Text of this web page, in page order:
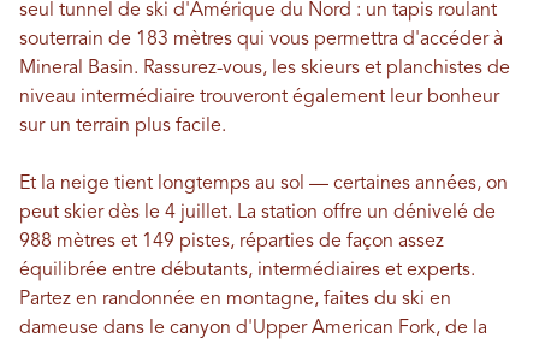
seul tunnel de ski d'Amérique du Nord : un tapis roulant
souterrain de 183 mètres qui vous permettra d'accéder à
Mineral Basin. Rassurez-vous, les skieurs et planchistes de
niveau intermédiaire trouveront également leur bonheur
sur un terrain plus facile.
Et la neige tient longtemps au sol — certaines années, on
peut skier dès le 4 juillet. La station offre un dénivelé de
988 mètres et 149 pistes, réparties de façon assez
équilibrée entre débutants, intermédiaires et experts.
Partez en randonnée en montagne, faites du ski en
dameuse dans le canyon d'Upper American Fork, de la